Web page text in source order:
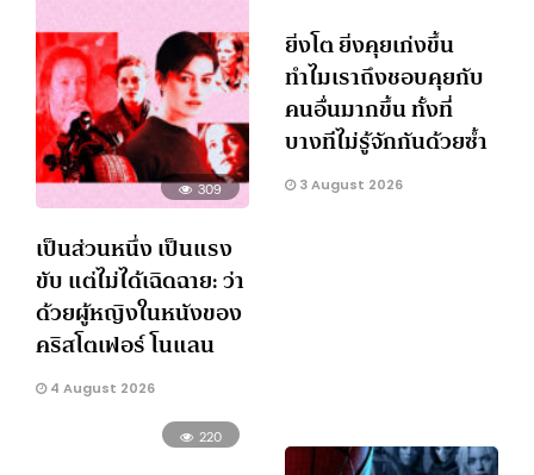
309
เป็นส่วนหนึ่ง เป็นแรง
ขับ แต่ไม่ได้เฉิดฉาย: ว่า
ด้วยผู้หญิงในหนังของ
คริสโตเฟอร์ โนแลน
4 August 2026
ยิ่งโต ยิ่งคุยเก่งขึ้น
ทำไมเราถึงชอบคุยกับ
คนอื่นมากขึ้น ทั้งที่
บางทีไม่รู้จักกันด้วยซ้ำ
3 August 2026
220